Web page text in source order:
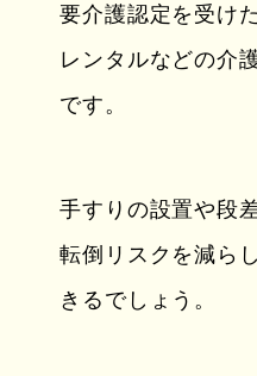
要介護認定を受け
レンタルなどの介
です。
手すりの設置や段
転倒リスクを減ら
きるでしょう。